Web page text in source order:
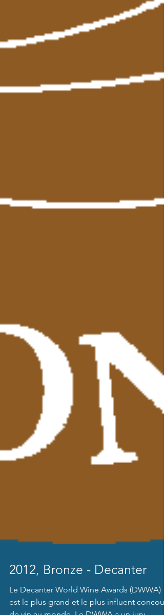
2012, Bronze - Decanter
Le Decanter World Wine Awards (DWWA)